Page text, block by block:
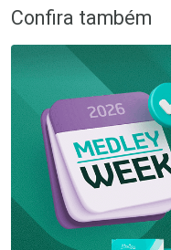
Confira também